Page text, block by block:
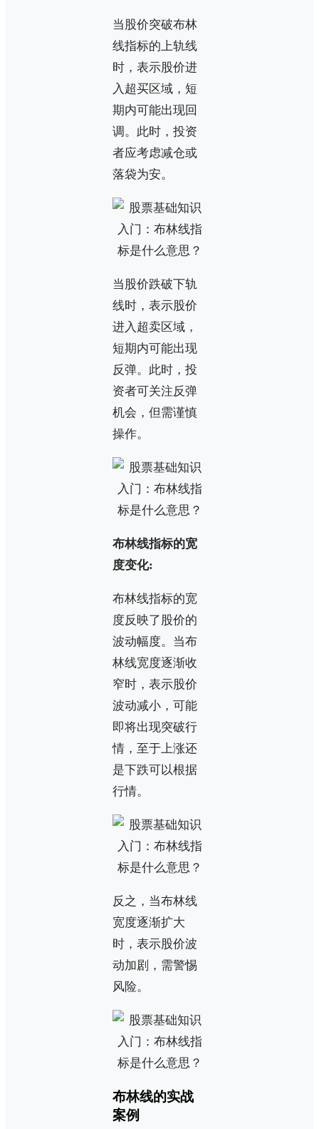
当股价突破布林
线指标的上轨线
时，表示股价进
入超买区域，短
期内可能出现回
调。此时，投资
者应考虑减仓或
落袋为安。
当股价跌破下轨
线时，表示股价
进入超卖区域，
短期内可能出现
反弹。此时，投
资者可关注反弹
机会，但需谨慎
操作。
布林线指标的宽
度变化:
布林线指标的宽
度反映了股价的
波动幅度。当布
林线宽度逐渐收
窄时，表示股价
波动减小，可能
即将出现突破行
情，至于上涨还
是下跌可以根据
行情。
反之，当布林线
宽度逐渐扩大
时，表示股价波
动加剧，需警惕
风险。
布林线的实战
案例